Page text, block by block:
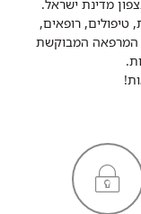
טיפולים, רופאים,
המרפאה המבוקשת